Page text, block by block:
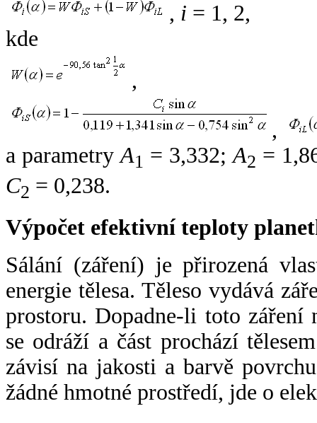
, i = 1, 2,
kde
,
,
a parametryA1 = 3,332;A2 =
C2 = 0,238.
Výpočet efektivní teploty
Sálání (záření) je přirozená
energie tělesa. Těleso vydává
prostoru. Dopadne-li toto záření
se odráží a část prochází
závisí na jakosti a barvě
žádné hmotné prostředí, jde o